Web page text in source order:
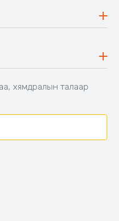
хямдралын талаар